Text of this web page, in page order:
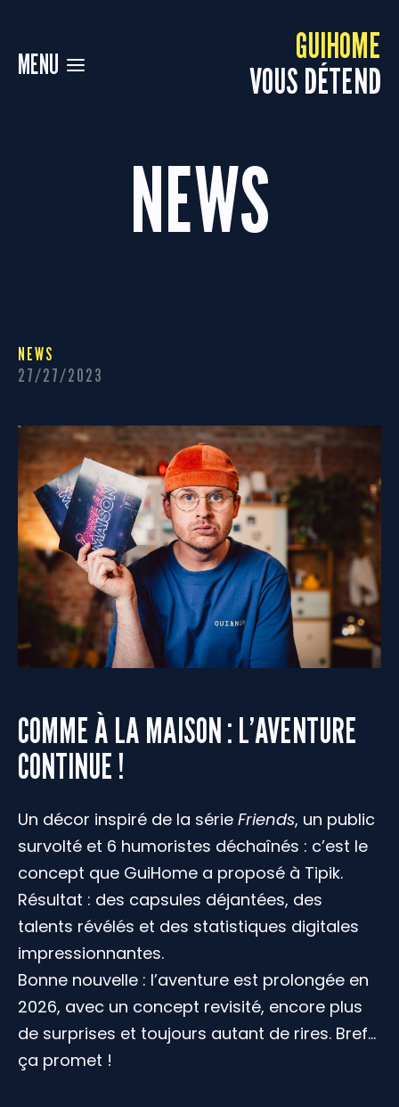
MENU
GUIHOME
VOUS DÉTEND
NEWS
NEWS
27/27/2023
COMME À LA MAISON : L’AVENTURE
CONTINUE !
Un décor inspiré de la série Friends, un public
survolté et 6 humoristes déchaînés : c’est le
concept que GuiHome a proposé à Tipik.
Résultat : des capsules déjantées, des
talents révélés et des statistiques digitales
impressionnantes.
Bonne nouvelle : l’aventure est prolongée en
2026, avec un concept revisité, encore plus
de surprises et toujours autant de rires. Bref…
ça promet !